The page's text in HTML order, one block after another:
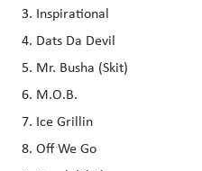
Inspirational
Dats Da Devil
Mr. Busha (Skit)
M.O.B.
Ice Grillin
Off We Go